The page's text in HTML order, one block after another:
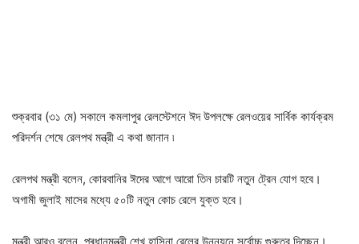
শুক্রবার (৩১ মে) সকালে কমলাপুর রেলস্টেশনে ঈদ উপলক্ষে রেলওয়ের সার্বিক কার্যক্রম
পরিদর্শন শেষে রেলপথ মন্ত্রী এ কথা জানান ৷
রেলপথ মন্ত্রী বলেন, কোরবানির ঈদের আগে আরো তিন চারটি নতুন ট্রেন যোগ হবে।
অগামী জুলাই মাসের মধ্যে ৫০টি নতুন কোচ রেলে যুক্ত হবে।